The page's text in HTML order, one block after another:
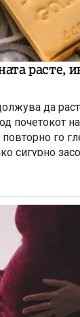
расте,
да
почетокот
го
сигурно